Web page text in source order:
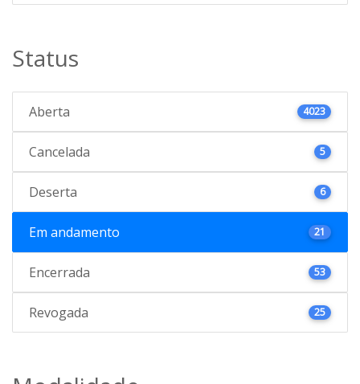
Status
Aberta 4023
Cancelada 5
Deserta 6
Em andamento 21
Encerrada 53
Revogada 25